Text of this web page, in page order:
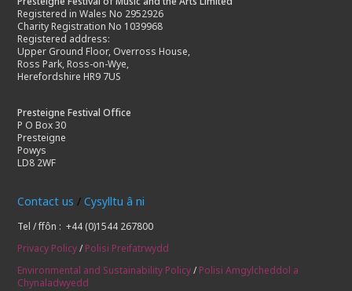
Registered in Wales No 2952926
Charity Registration No 1039968
Registered address:
Upper Ground Floor, Overross House,
Ross Park, Ross-on-Wye,
Herefordshire HR9 7US
Presteigne Festival Office
P O Box 30
Presteigne
Powys
LD8 2WF
Contact us /Cysylltu â ni
Tel / ffôn : +44 (0)1544 267800
Privacy Policy/Polisi Preifatrwydd
Environmental and Sustainability Policy/Polisi Amgylcheddol a
Chynaladwyedd